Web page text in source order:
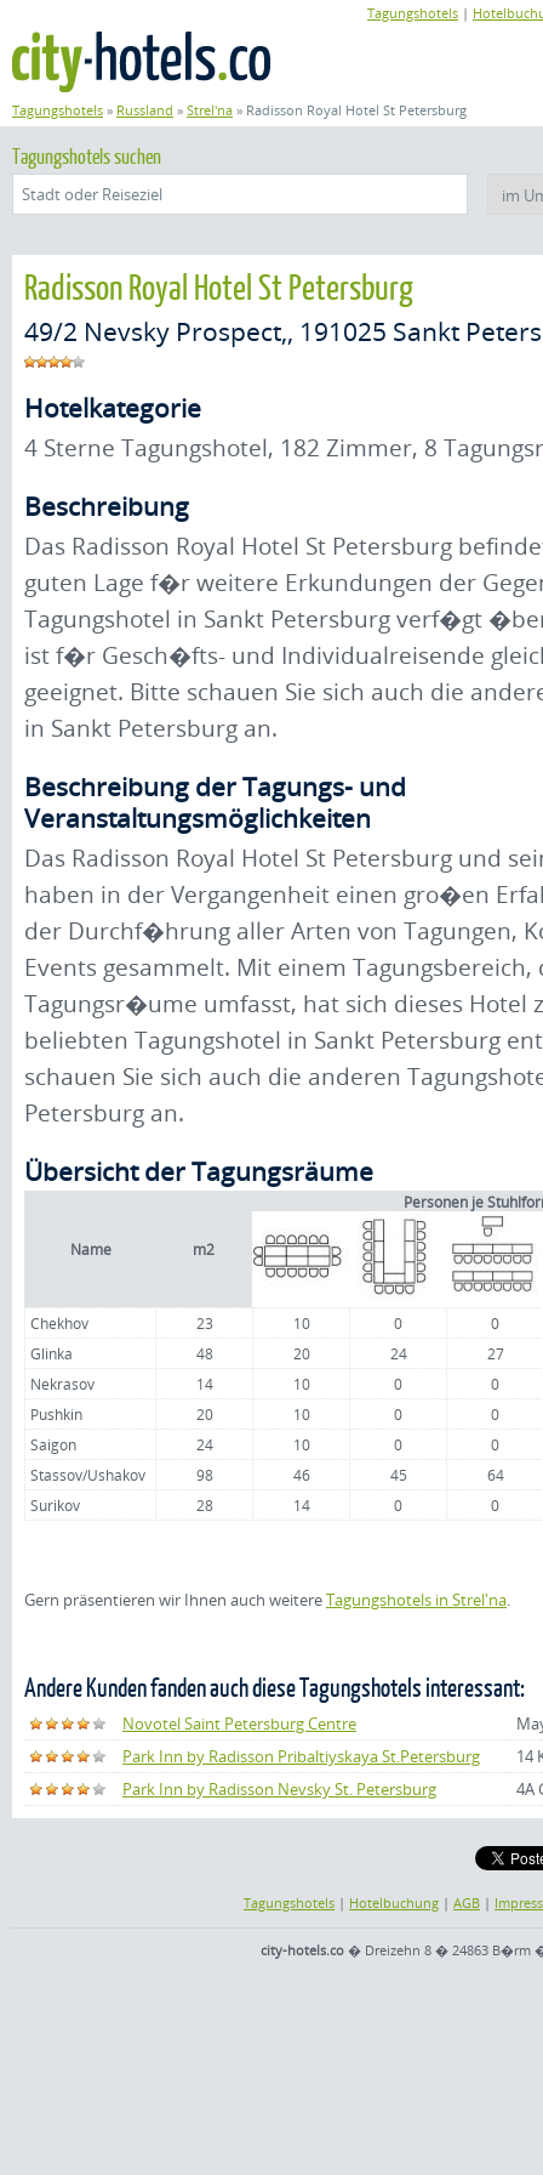
Tagungshotels » Russland » Strel'na » Radisson Royal Hotel St Petersburg
Tagungshotels |
Tagungshotels suchen
Radisson Royal Hotel St Petersburg
49/2 Nevsky Prospect,, 191025 Sankt
Hotelkategorie
4 Sterne Tagungshotel, 182 Zimmer, 8
Beschreibung
Das Radisson Royal Hotel St Petersburg
guten Lage f�r weitere Erkundungen der
Tagungshotel in Sankt Petersburg verf�gt
ist f�r Gesch�fts- und Individualreisende
geeignet. Bitte schauen Sie sich auch die
in Sankt Petersburg an.
Beschreibung der Tagungs- und
Veranstaltungsmöglichkeiten
Das Radisson Royal Hotel St Petersburg und
haben in der Vergangenheit einen gro�en
der Durchf�hrung aller Arten von Tagungen,
Events gesammelt. Mit einem Tagungsbereich,
Tagungsr�ume umfasst, hat sich dieses Hotel
beliebten Tagungshotel in Sankt Petersburg
schauen Sie sich auch die anderen
Petersburg an.
Übersicht der Tagungsräume
Name m2
Personen je
Chekhov 23 10 0
0
Glinka
48 20 24
27
Nekrasov
14 10 0
0
Pushkin
20 10 0
0
Saigon
24 10 0
0
Stassov/Ushakov
98 46 45
64
Surikov
28 14 0 0
Gern präsentieren wir Ihnen auch weitereTagungshotels in Strel'na.
Andere Kunden fanden auch diese Tagungshotels interessant:
Novotel Saint Petersburg Centre
Park Inn by Radisson Pribaltiyskaya St.Petersburg
14
Park Inn by Radisson Nevsky St. Petersburg
4A
Tagungshotels | Hotelbuchung | AGB |
city-hotels.co� Dreizehn 8 � 24863 B�rm �